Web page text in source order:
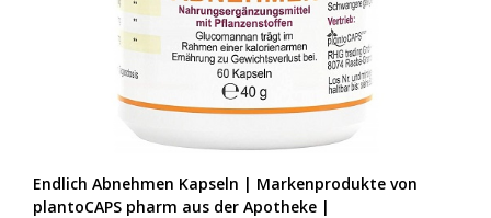
Endlich Abnehmen Kapseln | Markenprodukte von
plantoCAPS pharm aus der Apotheke |